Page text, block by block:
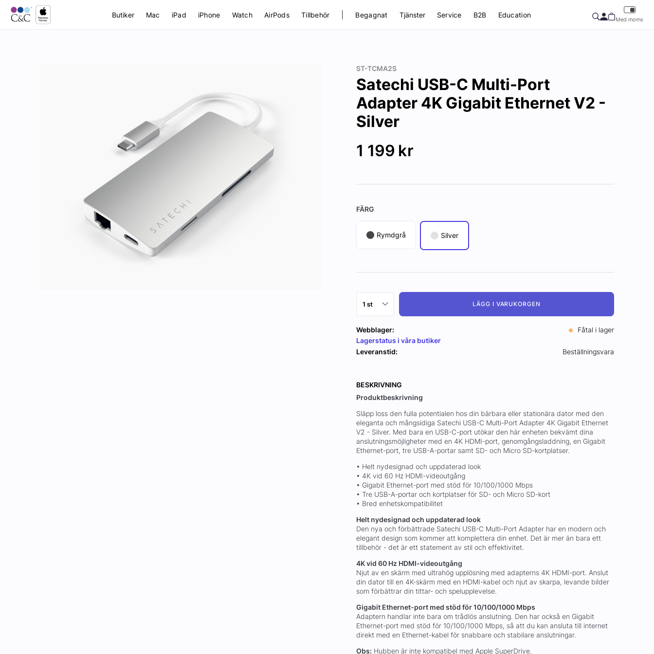
Butiker Mac iPad iPhone Watch AirPods Tillbehör Begagnat Tjänster Service B2B Education
Med moms
ST-TCMA2S
Satechi USB-C Multi-Port
Adapter 4K Gigabit Ethernet V2 -
Silver
1 199 kr
FÄRG
Rymdgrå Silver
LÄGG I VARUKORGEN
Webblager:
Fåtal i lager
Lagerstatus i våra butiker
Leveranstid:
Beställningsvara
BESKRIVNING
Produktbeskrivning
Släpp loss den fulla potentialen hos din bärbara eller stationära dator med den
eleganta och mångsidiga Satechi USB-C Multi-Port Adapter 4K Gigabit Ethernet
V2 - Silver. Med bara en USB-C-port utökar den här enheten bekvämt dina
anslutningsmöjligheter med en 4K HDMI-port, genomgångsladdning, en Gigabit
Ethernet-port, tre USB-A-portar samt SD- och Micro SD-kortplatser.
• Helt nydesignad och uppdaterad look
• 4K vid 60 Hz HDMI-videoutgång
• Gigabit Ethernet-port med stöd för 10/100/1000 Mbps
• Tre USB-A-portar och kortplatser för SD- och Micro SD-kort
• Bred enhetskompatibilitet
Helt nydesignad och uppdaterad look
Den nya och förbättrade Satechi USB-C Multi-Port Adapter har en modern och
elegant design som kommer att komplettera din enhet. Det är mer än bara ett
tillbehör - det är ett statement av stil och effektivitet.
4K vid 60 Hz HDMI-videoutgång
Njut av en skärm med ultrahög upplösning med adapterns 4K HDMI-port. Anslut
din dator till en 4K-skärm med en HDMI-kabel och njut av skarpa, levande bilder
som förbättrar din tittar- och spelupplevelse.
Gigabit Ethernet-port med stöd för 10/100/1000 Mbps
Adaptern handlar inte bara om trådlös anslutning. Den har också en Gigabit
Ethernet-port med stöd för 10/100/1000 Mbps, så att du kan ansluta till internet
direkt med en Ethernet-kabel för snabbare och stabilare anslutningar.
Obs: Hubben är inte kompatibel med Apple SuperDrive.